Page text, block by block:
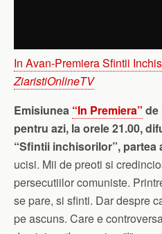
In Avan-Premiera Sfintii
ZiaristiOnlineTV
Emisiunea “In Premiera” de
pentru azi, la orele 21.00,
“Sfintii inchisorilor”, partea
ucisi. Mii de preoti si
persecutiilor comuniste.
se pare, si sfinti. Dar despre
pe ascuns. Care e